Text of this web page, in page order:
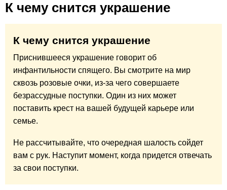
К чему снится украшение
К чему снится украшение
Приснившееся украшение говорит об
инфантильности спящего. Вы смотрите на мир
сквозь розовые очки, из-за чего совершаете
безрассудные поступки. Один из них может
поставить крест на вашей будущей карьере или
семье.
Не рассчитывайте, что очередная шалость сойдет
вам с рук. Наступит момент, когда придется отвечать
за свои поступки.